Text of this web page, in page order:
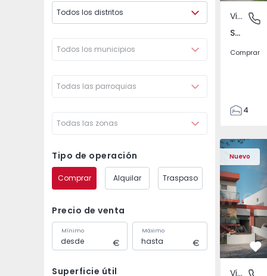
Todos los distritos
Todos los municipios
Todas las parroquias
Todas las zonas
Tipo de operación
Comprar Alquilar Traspaso
Precio de venta
Mínimo Máximo
Superficie útil
São
Vivienda Pareada
São João das Lampas e Terrugem, Lisboa
Comprar
4
135
193
240
Nuevo
Vivienda Pareada
Vivienda
Vivienda Pareada